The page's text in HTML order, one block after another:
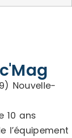
Nouvelle-
10 ans
l’équipement